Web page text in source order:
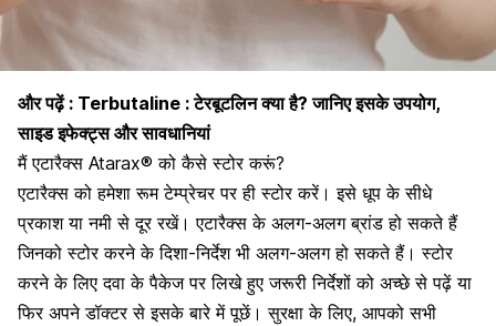
और पढ़ें : Terbutaline : टेरबूटलिन क्या है? जानिए इसके उपयोग,
साइड इफेक्ट्स और सावधानियां
मैं एटारैक्स Atarax® को कैसे स्टोर करूं?
एटारैक्स को हमेशा रूम टेम्प्रेचर पर ही स्टोर करें। इसे धूप के सीधे
प्रकाश या नमी से दूर रखें। एटारैक्स के अलग-अलग ब्रांड हो सकते हैं
जिनको स्टोर करने के दिशा-निर्देश भी अलग-अलग हो सकते हैं। स्टोर
करने के लिए दवा के पैकेज पर लिखे हुए जरूरी निर्देशों को अच्छे से पढ़ें या
फिर अपने डॉक्टर से इसके बारे में पूछें। सुरक्षा के लिए, आपको सभी